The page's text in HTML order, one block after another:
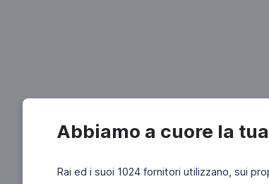
Abbiamo a cuore la
Rai ed i suoi 1024 fornitori utilizzano, sui